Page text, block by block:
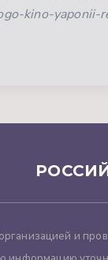
kino-yaponii-
и